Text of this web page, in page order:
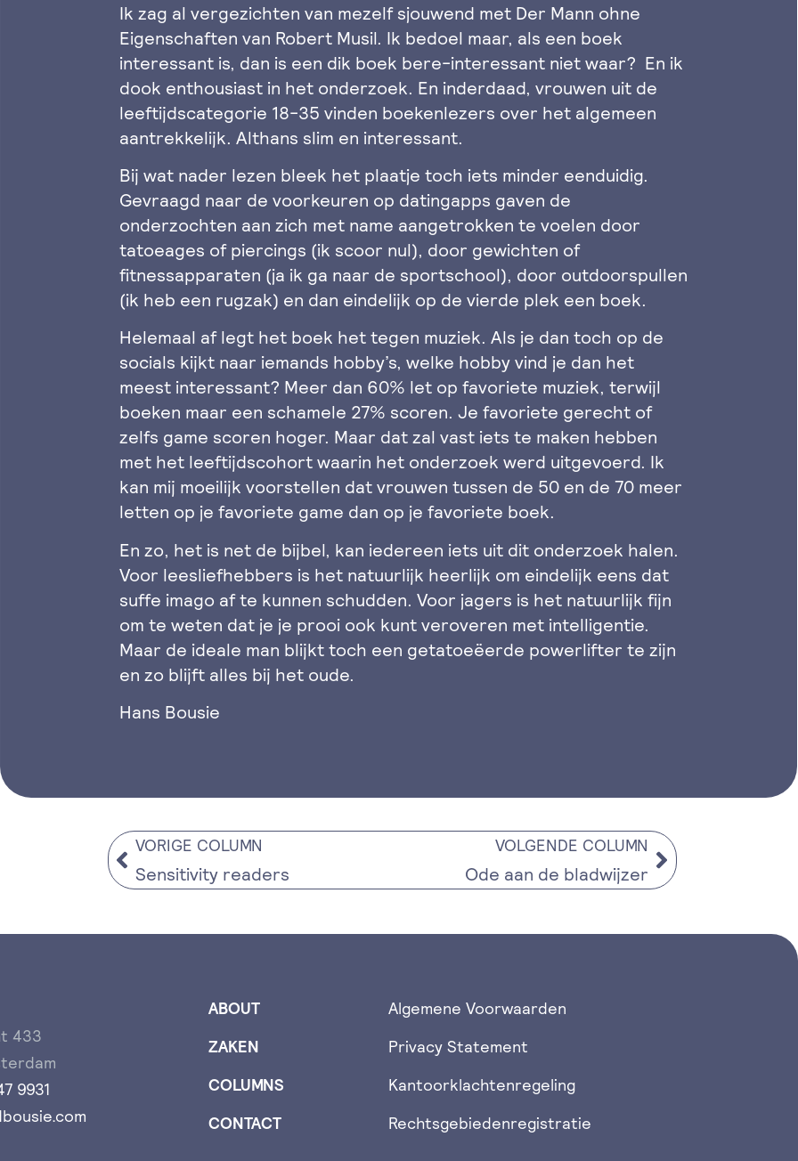
Ik zag al vergezichten van mezelf sjouwend met Der Mann ohne
Eigenschaften van Robert Musil. Ik bedoel maar, als een boek
interessant is, dan is een dik boek bere-interessant niet waar? En ik
dook enthousiast in het onderzoek. En inderdaad, vrouwen uit de
leeftijdscategorie 18-35 vinden boekenlezers over het algemeen
aantrekkelijk. Althans slim en interessant.
Bij wat nader lezen bleek het plaatje toch iets minder eenduidig.
Gevraagd naar de voorkeuren op datingapps gaven de
onderzochten aan zich met name aangetrokken te voelen door
tatoeages of piercings (ik scoor nul), door gewichten of
fitnessapparaten (ja ik ga naar de sportschool), door outdoorspullen
(ik heb een rugzak) en dan eindelijk op de vierde plek een boek.
Helemaal af legt het boek het tegen muziek. Als je dan toch op de
socials kijkt naar iemands hobby’s, welke hobby vind je dan het
meest interessant? Meer dan 60% let op favoriete muziek, terwijl
boeken maar een schamele 27% scoren. Je favoriete gerecht of
zelfs game scoren hoger. Maar dat zal vast iets te maken hebben
met het leeftijdscohort waarin het onderzoek werd uitgevoerd. Ik
kan mij moeilijk voorstellen dat vrouwen tussen de 50 en de 70 meer
letten op je favoriete game dan op je favoriete boek.
En zo, het is net de bijbel, kan iedereen iets uit dit onderzoek halen.
Voor leesliefhebbers is het natuurlijk heerlijk om eindelijk eens dat
suffe imago af te kunnen schudden. Voor jagers is het natuurlijk fijn
om te weten dat je je prooi ook kunt veroveren met intelligentie.
Maar de ideale man blijkt toch een getatoeëerde powerlifter te zijn
en zo blijft alles bij het oude.
Hans Bousie
VORIGE COLUMN
Sensitivity readers
VOLGENDE COLUMN
Ode aan de bladwijzer
433
9931
ABOUT
ZAKEN
COLUMNS
CONTACT
Algemene Voorwaarden
Privacy Statement
Kantoorklachtenregeling
Rechtsgebiedenregistratie